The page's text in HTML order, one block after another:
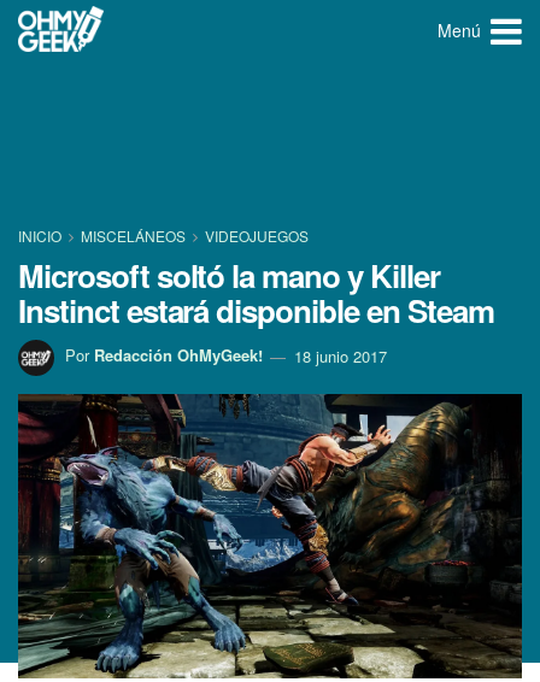
Menú
INICIO MISCELÁNEOS VIDEOJUEGOS
Microsoft soltó la mano y Killer
Instinct estará disponible en Steam
Por Redacción OhMyGeek! 18 junio 2017